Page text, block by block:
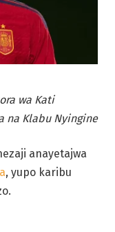
wa Kati
na Klabu Nyingine
anayetajwa
, yupo karibu